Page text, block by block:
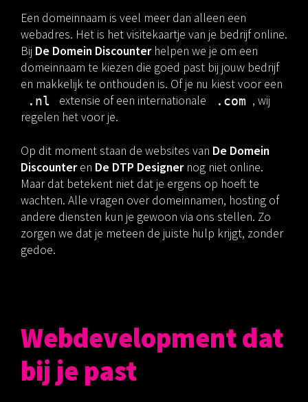
Een domeinnaam is veel meer dan alleen een
webadres. Het is het visitekaartje van je bedrijf online.
Bij De Domein Discounterhelpen we je om een
domeinnaam te kiezen die goed past bij jouw bedrijf
en makkelijk te onthouden is. Of je nu kiest voor een
.nl extensie of een internationale .com , wij
regelen het voor je.
Op dit moment staan de websites van De Domein
Discounteren De DTP Designernog niet online.
Maar dat betekent niet dat je ergens op hoeft te
wachten. Alle vragen over domeinnamen, hosting of
andere diensten kun je gewoon via ons stellen. Zo
zorgen we dat je meteen de juiste hulp krijgt, zonder
gedoe.
Webdevelopment dat
bij je past